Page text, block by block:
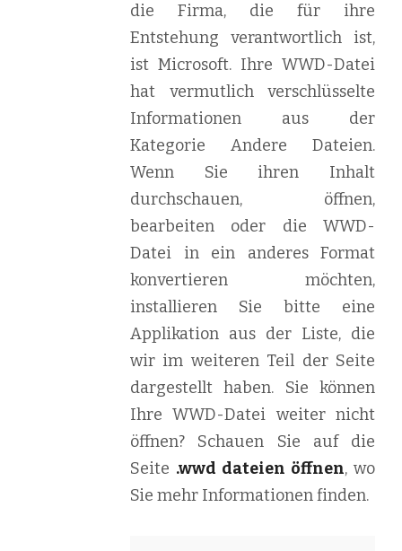
die Firma, die für ihre
Entstehung verantwortlich ist,
ist Microsoft. Ihre WWD-Datei
hat vermutlich verschlüsselte
Informationen aus der
Kategorie Andere Dateien.
Wenn Sie ihren Inhalt
durchschauen, öffnen,
bearbeiten oder die WWD-
Datei in ein anderes Format
konvertieren möchten,
installieren Sie bitte eine
Applikation aus der Liste, die
wir im weiteren Teil der Seite
dargestellt haben. Sie können
Ihre WWD-Datei weiter nicht
öffnen? Schauen Sie auf die
Seite .wwd dateien öffnen, wo
Sie mehr Informationen finden.